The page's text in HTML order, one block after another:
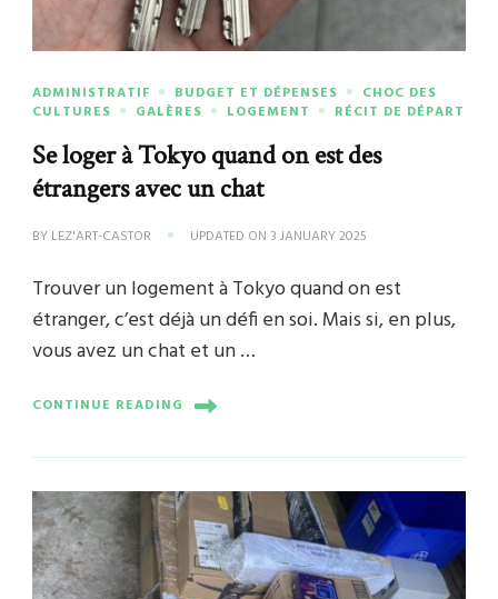
ADMINISTRATIF BUDGET ET DÉPENSES
CHOC DES
CULTURES
GALÈRES LOGEMENT RÉCIT DE DÉPART
Se loger à Tokyo quand on est des
étrangers avec un chat
BY LEZ'ART-CASTOR UPDATED ON 3 JANUARY 2025
Trouver un logement à Tokyo quand on est
étranger, c’est déjà un défi en soi. Mais si, en plus,
vous avez un chat et un …
CONTINUE READING